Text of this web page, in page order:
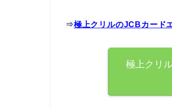
⇒極上クリルのJCBカード
極上クリ